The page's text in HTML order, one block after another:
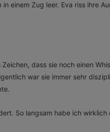
einem Zug leer. Eva riss ihre
dass sie noch einen
war sie immer sehr
So langsam habe ich wirklich